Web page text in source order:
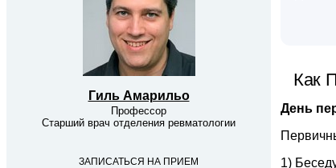
Гиль Амарильо
Профессор
Старший врач отделения ревматологии
ЗАПИСАТЬСЯ НА ПРИЕМ
Как
День
1)